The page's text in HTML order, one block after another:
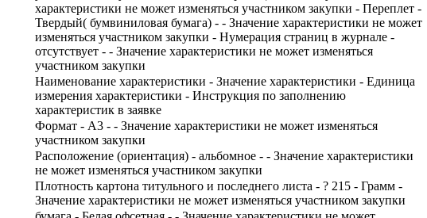
характеристики не может изменяться участником закупки - Переплет -
Твердый( бумвиниловая бумага) - - Значение характеристики не может
изменяться участником закупки - Нумерация страниц в журнале -
отсутствует - - Значение характеристики не может изменяться
участником закупки
Наименование характеристики - Значение характеристики - Единица
измерения характеристики - Инструкция по заполнению
характеристик в заявке
Формат - А3 - - Значение характеристики не может изменяться
участником закупки
Расположение (ориентация) - альбомное - - Значение характеристики
не может изменяться участником закупки
Плотность картона титульного и последнего листа - ? 215 - Грамм -
Значение характеристики не может изменяться участником закупки